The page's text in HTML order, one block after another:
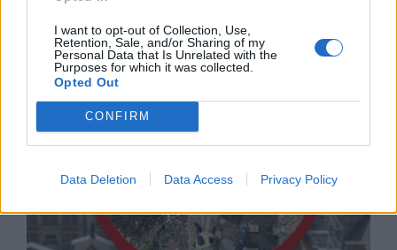
I want to opt-out of Collection, Use,
Retention, Sale, and/or Sharing of my
Personal Data that Is Unrelated with the
Purposes for which it was collected.
Opted Out
CONFIRM
Data Deletion Data Access Privacy Policy
07.08.2026 / 17:05